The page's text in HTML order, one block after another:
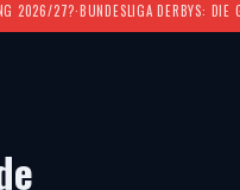
2026/27?·BUNDESLIGA DERBYS: DIE